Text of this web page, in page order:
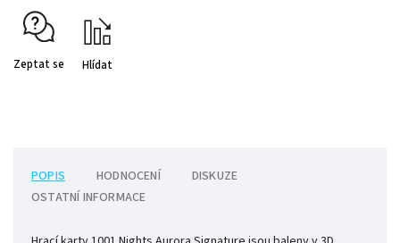
Zeptat se Hlídat
POPIS HODNOCENÍ
DISKUZE
OSTATNÍ INFORMACE